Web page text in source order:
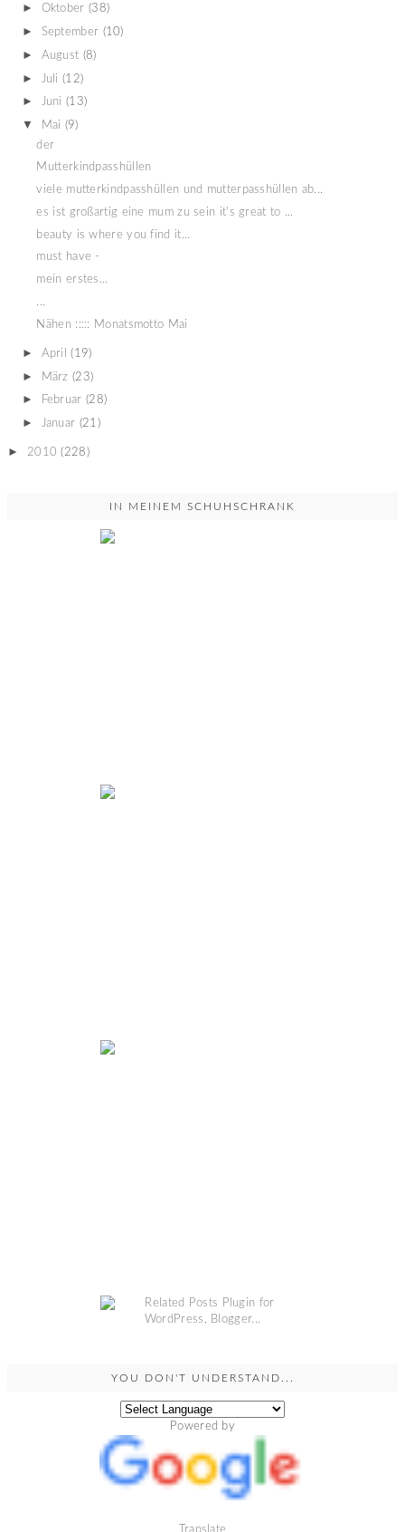
► Oktober (38)
► September (10)
► August (8)
► Juli (12)
► Juni (13)
▼ Mai (9)
der
Mutterkindpasshüllen
viele mutterkindpasshüllen und mutterpasshüllen ab...
es ist großartig eine mum zu sein it's great to ...
beauty is where you find it...
must have -
mein erstes...
...
Nähen ::::: Monatsmotto Mai
► April (19)
► März (23)
► Februar (28)
► Januar (21)
► 2010 (228)
IN MEINEM SCHUHSCHRANK
YOU DON'T UNDERSTAND...
Powered by